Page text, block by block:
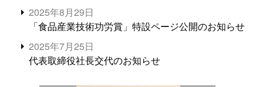
2025年8月29日
「食品産業技術功労賞」特設ページ公開のお知らせ
2025年7月25日
代表取締役社長交代のお知らせ